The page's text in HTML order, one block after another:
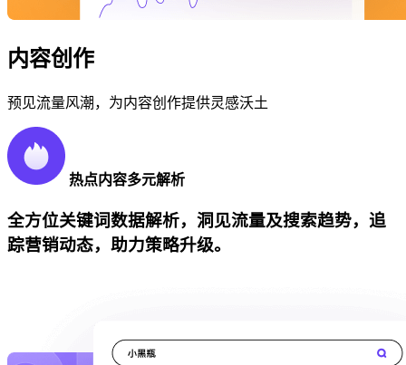
内容创作
预见流量风潮，为内容创作提供灵感沃土
热点内容多元解析
全方位关键词数据解析，洞见流量及搜索趋势，追
踪营销动态，助力策略升级。